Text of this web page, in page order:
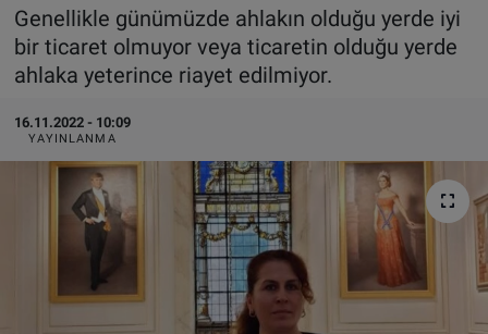
Genellikle günümüzde ahlakın olduğu yerde iyi
bir ticaret olmuyor veya ticaretin olduğu yerde
ahlaka yeterince riayet edilmiyor.
16.11.2022 - 10:09
YAYINLANMA
FRANSA
AVUSTURYA
SAĞLIK - YAŞAM
BİLİM-TEKNOLOJİ
TÜRKİYE
DÜNYA
BİLİM-TEKNOLOJİ
SAĞLIK
FOTO GALERİ
VIDEO GALERİ
Süper Lig Puan Durumu ve Fikstür
Tüm Manşetler
Son Dakika Haberleri
Haber Arşivi